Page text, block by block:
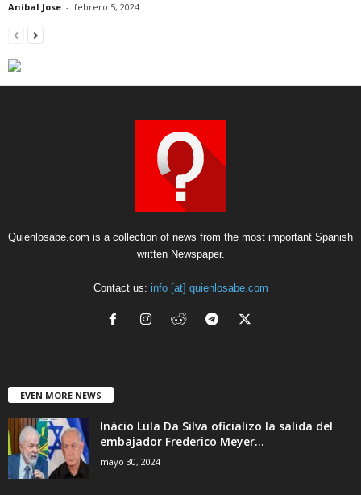
Anibal Jose - febrero 5, 2024
Quienlosabe.com is a collection of news from the most important Spanish
written Newspaper.
Contact us: info [at] quienlosabe.com
EVEN MORE NEWS
Inácio Lula Da Silva oficializo la salida del
embajador Frederico Meyer...
mayo 30, 2024